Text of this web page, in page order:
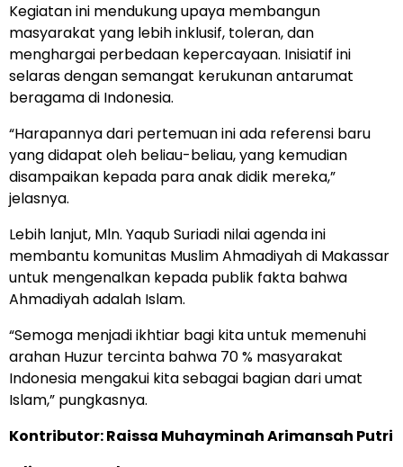
Kegiatan ini mendukung upaya membangun
masyarakat yang lebih inklusif, toleran, dan
menghargai perbedaan kepercayaan. Inisiatif ini
selaras dengan semangat kerukunan antarumat
beragama di Indonesia.
“Harapannya dari pertemuan ini ada referensi baru
yang didapat oleh beliau-beliau, yang kemudian
disampaikan kepada para anak didik mereka,”
jelasnya.
Lebih lanjut, Mln. Yaqub Suriadi nilai agenda ini
membantu komunitas Muslim Ahmadiyah di Makassar
untuk mengenalkan kepada publik fakta bahwa
Ahmadiyah adalah Islam.
“Semoga menjadi ikhtiar bagi kita untuk memenuhi
arahan Huzur tercinta bahwa 70 % masyarakat
Indonesia mengakui kita sebagai bagian dari umat
Islam,” pungkasnya.
Kontributor: Raissa Muhayminah Arimansah Putri